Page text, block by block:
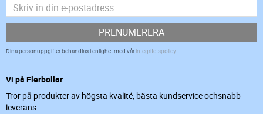
PRENUMERERA
Dina personuppgifter behandlas i enlighet med vårintegritetspolicy.
Vi på Flerbollar
Tror på produkter av högsta kvalité, bästa kundservice ochsnabb
leverans.